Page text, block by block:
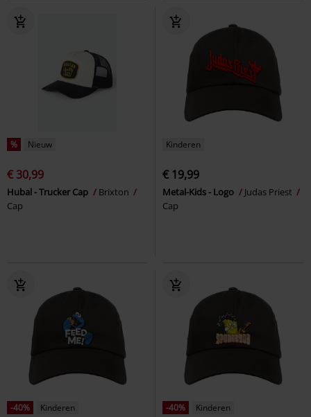
% Nieuw
€ 30,99
Hubal - Trucker Cap
Brixton
Cap
Kinderen
€ 19,99
Metal-Kids - Logo
Judas Priest
Cap
-40%
Kinderen
-40%
Kinderen